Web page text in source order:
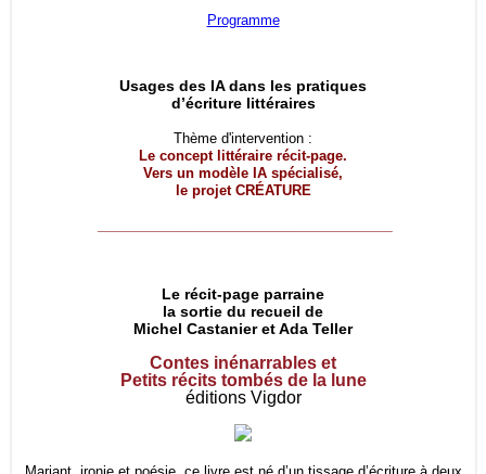
Programme
Usages des IA dans les pratiques
d’écriture littéraires
Thème d'intervention :
Le concept littéraire récit-page.
Vers un modèle IA spécialisé,
le projet CRÉATURE
Le récit-page parraine
la sortie du recueil de
Michel Castanier et Ada Teller
Contes inénarrables et
Petits récits tombés de la lune
éditions Vigdor